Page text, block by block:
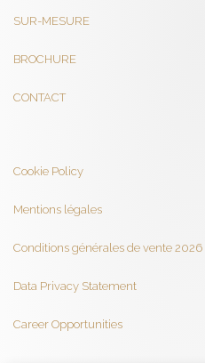
SUR-MESURE
BROCHURE
CONTACT
Cookie Policy
Mentions légales
Conditions générales de vente 2026
Data Privacy Statement
Career Opportunities